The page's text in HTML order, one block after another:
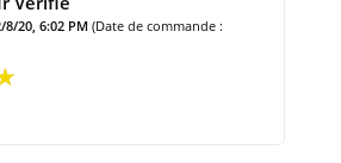
8/20, 6:02 PM (Date de commande :